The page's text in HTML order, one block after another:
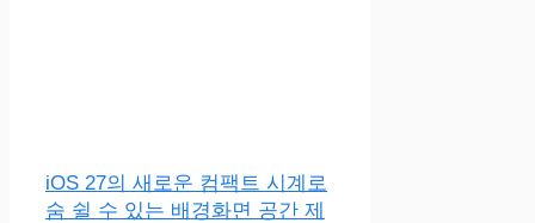
iOS 27의 새로운 컴팩트 시계로
숨 쉴 수 있는 배경화면 공간 제